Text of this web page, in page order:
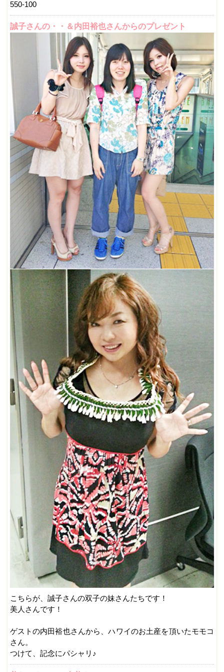
550-100
誠子さんの・・＆内田裕也さんからのプレゼント
こちらが、誠子さんの双子の妹さんたちです！
美人さんです！
ゲストの内田裕也さんから、ハワイのお土産を頂いたモモコ
さん。
つけて、記念にパシャリ♪